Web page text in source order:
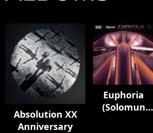
Absolution XX
Anniversary
Euphoria
(Solomun